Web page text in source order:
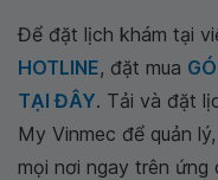
Để đặt lịch khám tại
HOTLINE, đặt mua
TẠI ĐÂY. Tải và đặt
My Vinmec để quản
mọi nơi ngay trên ứng